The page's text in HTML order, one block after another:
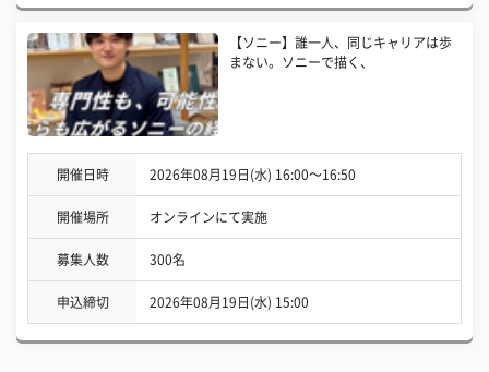
【ソニー】誰一人、同じキャリアは歩
まない。ソニーで描く、
開催日時 2026年08月19日(水) 16:00〜16:50
開催場所 オンラインにて実施
募集人数 300名
申込締切 2026年08月19日(水) 15:00